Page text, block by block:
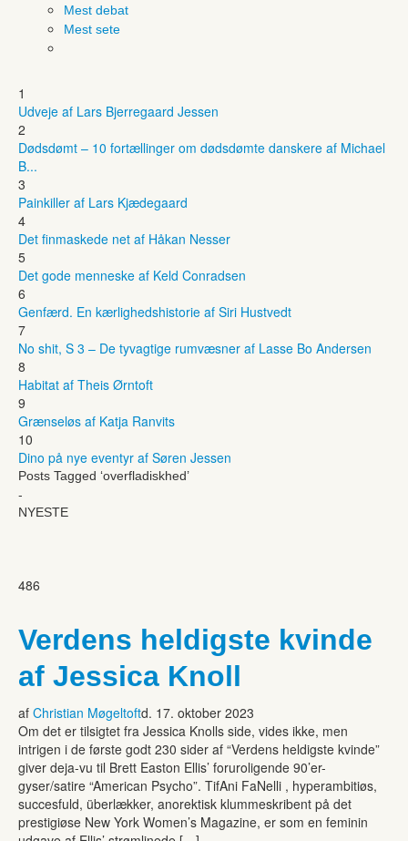
Mest debat
Mest sete
1
Udveje af Lars Bjerregaard Jessen
2
Dødsdømt – 10 fortællinger om dødsdømte danskere af Michael
B...
3
Painkiller af Lars Kjædegaard
4
Det finmaskede net af Håkan Nesser
5
Det gode menneske af Keld Conradsen
6
Genfærd. En kærlighedshistorie af Siri Hustvedt
7
No shit, S 3 – De tyvagtige rumvæsner af Lasse Bo Andersen
8
Habitat af Theis Ørntoft
9
Grænseløs af Katja Ranvits
10
Dino på nye eventyr af Søren Jessen
Posts Tagged ‘overfladiskhed’
-
NYESTE
486
Verdens heldigste kvinde
af Jessica Knoll
af Christian Møgeltoftd. 17. oktober 2023
Om det er tilsigtet fra Jessica Knolls side, vides ikke, men
intrigen i de første godt 230 sider af “Verdens heldigste kvinde”
giver deja-vu til Brett Easton Ellis’ foruroligende 90’er-
gyser/satire “American Psycho”. TifAni FaNelli , hyperambitiøs,
succesfuld, überlækker, anorektisk klummeskribent på det
prestigiøse New York Women’s Magazine, er som en feminin